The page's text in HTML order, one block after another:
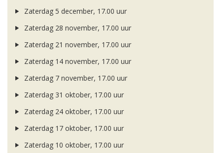
Zaterdag 5 december, 17.00 uur
Zaterdag 28 november, 17.00 uur
Zaterdag 21 november, 17.00 uur
Zaterdag 14 november, 17.00 uur
Zaterdag 7 november, 17.00 uur
Zaterdag 31 oktober, 17.00 uur
Zaterdag 24 oktober, 17.00 uur
Zaterdag 17 oktober, 17.00 uur
Zaterdag 10 oktober, 17.00 uur